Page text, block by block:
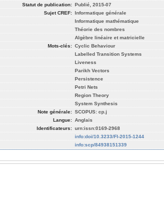
Statut de publication: Publié, 2015-07
Sujet CREF: Informatique générale
Informatique mathématique
Théorie des nombres
Algèbre linéaire et matricielle
Mots-clés: Cyclic Behaviour
Labelled Transition Systems
Liveness
Parikh Vectors
Persistence
Petri Nets
Region Theory
System Synthesis
Note générale: SCOPUS: cp.j
Langue: Anglais
Identificateurs: urn:issn:0169-2968
info:doi/10.3233/FI-2015-1244
info:scp/84938151339